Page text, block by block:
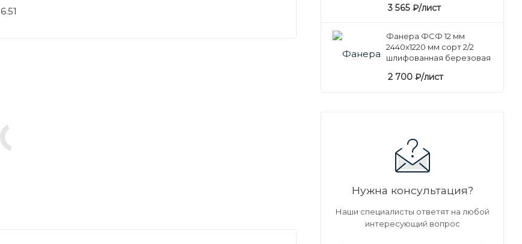
6.51 3 565 ₽/лист
Фанера ФСФ 12 мм
2440х1220 мм сорт 2/2
шлифованная березовая
2 700 ₽/лист
Нужна консультация?
Наши специалисты ответят на любой
интересующий вопрос